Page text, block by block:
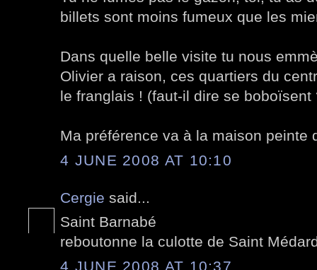
billets sont moins fumeux que les
Dans quelle belle visite tu nous
Olivier a raison, ces quartiers du
le franglais ! (faut-il dire se boboïsent
Ma préférence va à la maison peinte
4 JUNE 2008 AT 10:10
Cergie said...
Saint Barnabé
reboutonne la culotte de Saint
4 JUNE 2008 AT 10:37